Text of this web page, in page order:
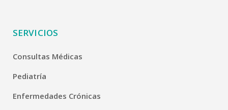
SERVICIOS
Consultas Médicas
Pediatría
Enfermedades Crónicas